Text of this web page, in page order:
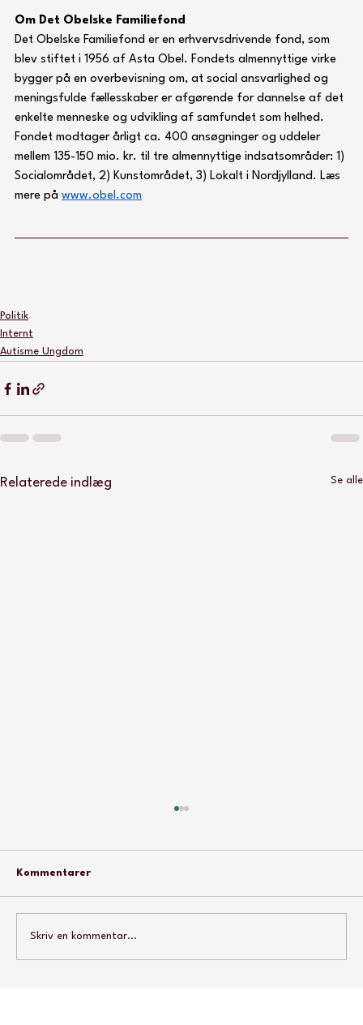
Om Det Obelske Familiefond
Det Obelske Familiefond er en erhvervsdrivende fond, som
blev stiftet i 1956 af Asta Obel. Fondets almennyttige virke
bygger på en overbevisning om, at social ansvarlighed og
meningsfulde fællesskaber er afgørende for dannelse af det
enkelte menneske og udvikling af samfundet som helhed.
Fondet modtager årligt ca. 400 ansøgninger og uddeler
mellem 135-150 mio. kr. til tre almennyttige indsatsområder: 1)
Socialområdet, 2) Kunstområdet, 3) Lokalt i Nordjylland. Læs
mere på www.obel.com
Politik
Internt
Autisme Ungdom
Relaterede indlæg Se alle
Kommentarer
Skriv en kommentar...